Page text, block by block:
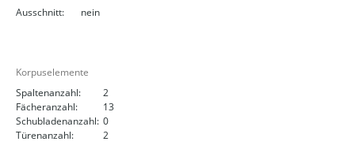
Ausschnitt:
nein
Korpuselemente
Spaltenanzahl:
2
Fächeranzahl:
13
Schubladenanzahl: 0
Türenanzahl:
2